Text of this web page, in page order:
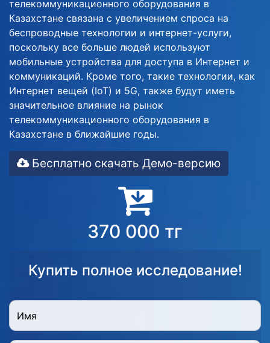
телекоммуникационного оборудования в
Казахстане связана с увеличением спроса на
беспроводные технологии и интернет-услуги,
поскольку все больше людей используют
мобильные устройства для доступа в Интернет и
коммуникаций. Кроме того, такие технологии, как
Интернет вещей (IoT) и 5G, также будут иметь
значительное влияние на рынок
телекоммуникационного оборудования в
Казахстане в ближайшие годы.
Бесплатно скачать Демо-версию
370 000 тг
Купить полное исследование!